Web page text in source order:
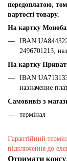
передоплатою,
вартості товару.
На картку
IBAN
2496701213,
На картку
IBAN
назначение
Самовивіз з
термінал
Гарантійний
підключення до
Отримати